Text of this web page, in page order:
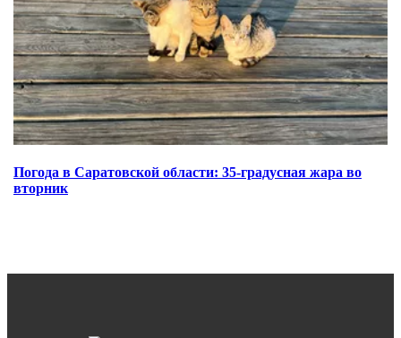
Погода в Саратовской области: 35-градусная жара во
вторник